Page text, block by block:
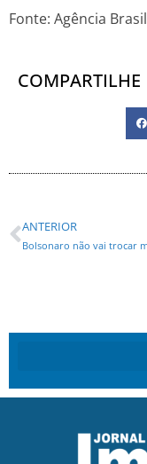
Fonte: Agência Brasil
COMPARTILHE
ANTERIOR